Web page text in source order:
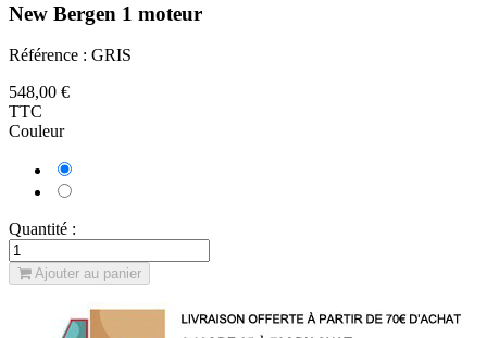
New Bergen 1 moteur
Référence : GRIS
548,00 €
TTC
Couleur
Quantité :
Ajouter au panier